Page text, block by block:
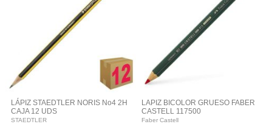
LÁPIZ STAEDTLER NORIS No4 2H
CAJA 12 UDS
STAEDTLER
LAPIZ BICOLOR GRUESO FABER
CASTELL 117500
Faber Castell